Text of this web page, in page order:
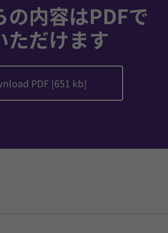
の内容はPDFで
ただけます
PDF [651 kb]